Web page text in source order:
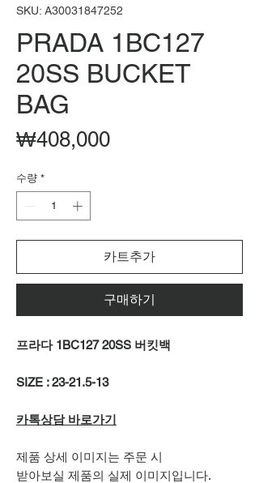
SKU: A30031847252
PRADA 1BC127
20SS BUCKET
BAG
₩408,000가
수량 *
카트추가
구매하기
프라다 1BC127 20SS 버킷백
SIZE : 23-21.5-13
카톡상담 바로가기
제품 상세 이미지는 주문 시
받아보실 제품의 실제 이미지입니다.